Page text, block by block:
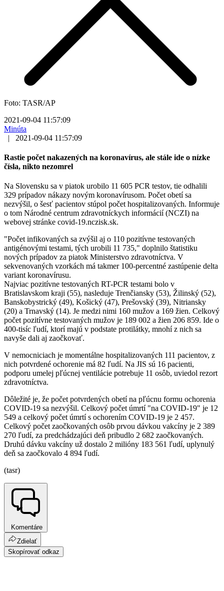
Foto: TASR/AP
2021-09-04 11:57:09
Minúta
|
2021-09-04 11:57:09
Rastie počet nakazených na koronavírus, ale stále ide o nízke
čísla, nikto nezomrel
Na Slovensku sa v piatok urobilo 11 605 PCR testov, tie odhalili
329 prípadov nákazy novým koronavírusom. Počet obetí sa
nezvýšil, o šesť pacientov stúpol počet hospitalizovaných. Informuje
o tom Národné centrum zdravotníckych informácií (NCZI) na
webovej stránke covid-19.nczisk.sk.
"Počet infikovaných sa zvýšil aj o 110 pozitívne testovaných
antigénovými testami, tých urobili 11 735," doplnilo štatistiku
nových prípadov za piatok Ministerstvo zdravotníctva. V
sekvenovaných vzorkách má takmer 100-percentné zastúpenie delta
variant koronavírusu.
Najviac pozitívne testovaných RT-PCR testami bolo v
Bratislavskom kraji (55), nasleduje Trenčiansky (53), Žilinský (52),
Banskobystrický (49), Košický (47), Prešovský (39), Nitriansky
(20) a Trnavský (14). Je medzi nimi 160 mužov a 169 žien. Celkový
počet pozitívne testovaných mužov je 189 002 a žien 206 859. Ide o
400-tisíc ľudí, ktorí majú v podstate protilátky, mnohí z nich sa
navyše dali aj zaočkovať.
V nemocniciach je momentálne hospitalizovaných 111 pacientov, z
nich potvrdené ochorenie má 82 ľudí. Na JIS sú 16 pacienti,
podporu umelej pľúcnej ventilácie potrebuje 11 osôb, uviedol rezort
zdravotníctva.
Dôležité je, že počet potvrdených obetí na pľúcnu formu ochorenia
COVID-19 sa nezvýšil. Celkový počet úmrtí "na COVID-19" je 12
549 a celkový počet úmrtí s ochorením COVID-19 je 2 457.
Celkový počet zaočkovaných osôb prvou dávkou vakcíny je 2 389
270 ľudí, za predchádzajúci deň pribudlo 2 682 zaočkovaných.
Druhú dávku vakcíny už dostalo 2 milióny 183 561 ľudí, uplynulý
deň sa zaočkovalo 4 894 ľudí.
(tasr)
Komentáre
Zdielať
Skopírovať odkaz